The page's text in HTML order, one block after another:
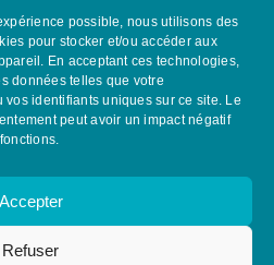
possible, nous utilisons des
pour stocker et/ou accéder aux
En acceptant ces technologies,
données telles que votre
identifiants uniques sur ce site. Le
peut avoir un impact négatif
Accepter
Refuser
LES RÉSEAUX